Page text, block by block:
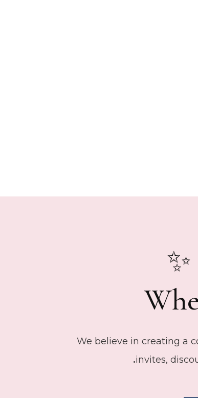
We believe in creating a
invites,